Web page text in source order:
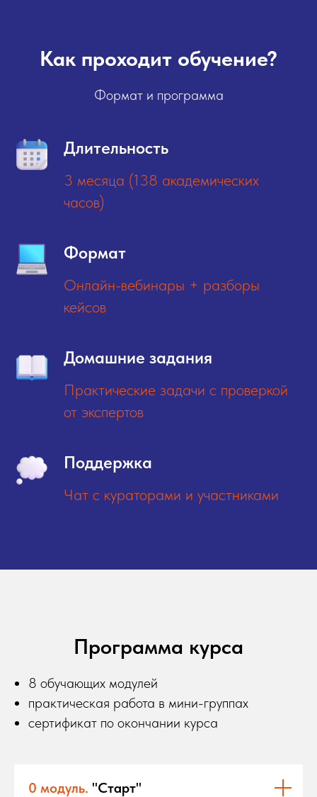
Как проходит обучение?
Формат и программа
Длительность
3 месяца (138 академических
часов)
Формат
Онлайн-вебинары + разборы
кейсов
Домашние задания
Практические задачи с проверкой
от экспертов
Поддержка
Чат с кураторами и участниками
Программа курса
8 обучающих модулей
практическая работа в мини-группах
сертификат по окончании курса
0 модуль. "Старт"